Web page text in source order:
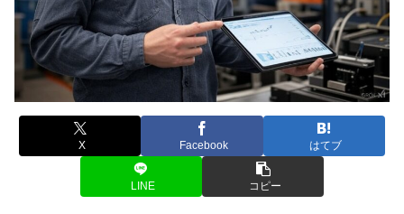
X Facebook はてブ
LINE コピー